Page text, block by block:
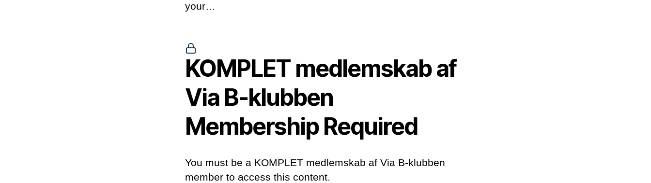
your…
KOMPLET medlemskab af
Via B-klubben
Membership Required
You must be a KOMPLET medlemskab af Via B-klubben
member to access this content.